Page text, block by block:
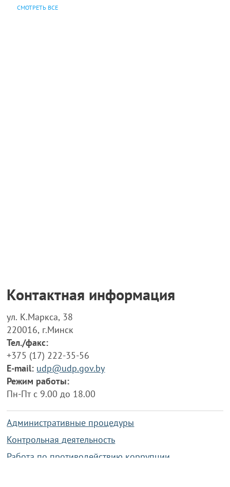
СМОТРЕТЬ ВСЕ
Контактная информация
ул. К.Маркса, 38
220016, г.Минск
Тел./факс:
+375 (17) 222-35-56
E-mail: udp@udp.gov.by
Режим работы:
Пн-Пт с 9.00 до 18.00
Административные процедуры
Контрольная деятельность
Работа по противодействию коррупции